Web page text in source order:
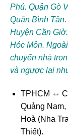
Phú. Quận Gò
Quận Bình
Huyện Cần
Hóc Môn.
chuyển nhà
và ngược lại
TPHCM ⇔
Quảng
Hoà (Nha
Thiết).